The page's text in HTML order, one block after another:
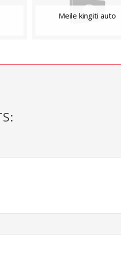
Meile kingiti auto